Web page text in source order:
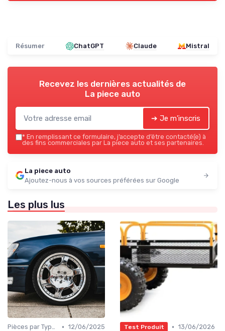
Résumer ChatGPT Claude Mistral
Recevez les dernières actualités de
La piece auto
➔ Je m'inscris
* En remplissant ce formulaire, j’accepte d’être contacté(e) à
des fins commerciales par La piece auto et ses partenaires.
La piece auto
Ajoutez-nous à vos sources préférées sur Google
Les plus lus
Pièces par Type (Freins, Moteur, etc.) • 12/06/2025 Test Produit • 13/06/2026